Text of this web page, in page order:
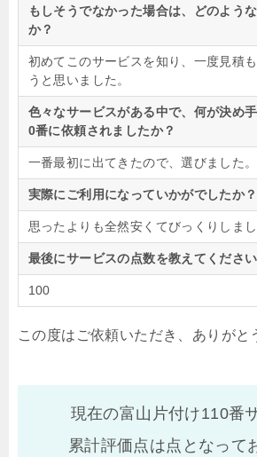
もしそうでなかった場合は、どのよう
か？
初めてこのサービスを知り、一度見積
うと思いました。
色々なサービスがある中で、何が決め
0番に依頼されましたか？
一番最初に出てきたので、選びました。
実際にご利用になっていかがでしたか？
思ったよりも全然安くてびっくりしま
最後にサービスの点数を教えてください
100
この度はご依頼いただき、ありがと
現在の富山片付け110番
累計評価点は点となって